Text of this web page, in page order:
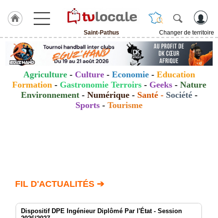
Saint-Pathus
Changer de territoire
J'adhère
Hulcoq
ACCUEIL
Saint-
Pathus
Agenda
Gazette
Agriculture- Culture - Economie- Education
Formation - Gastronomie Terroirs- Geeks- Nature
Environnement- Numérique- Santé- Société-
Sports - Tourisme
FIL D'ACTUALITÉS ➔
Dispositif DPE Ingénieur Diplômé Par l'État - Session